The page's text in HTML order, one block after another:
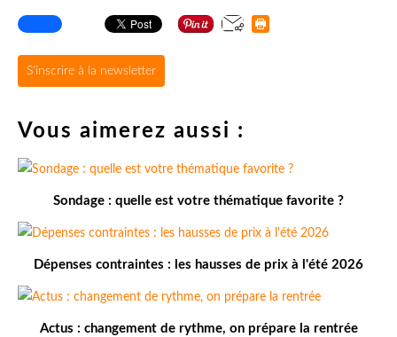
S'inscrire à la newsletter
Vous aimerez aussi :
Sondage : quelle est votre thématique favorite ?
Dépenses contraintes : les hausses de prix à l'été 2026
Actus : changement de rythme, on prépare la rentrée